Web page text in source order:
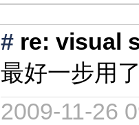
# re: visual
最好一步用
2009-11-26